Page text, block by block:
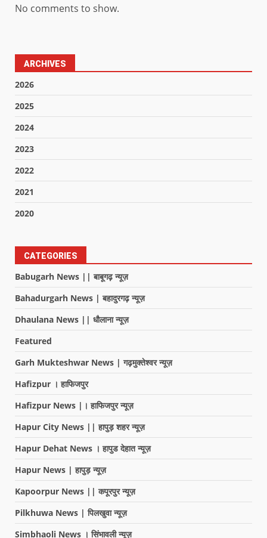
No comments to show.
ARCHIVES
2026
2025
2024
2023
2022
2021
2020
CATEGORIES
Babugarh News || बाबूगढ़ न्यूज़
Bahadurgarh News | बहादुरगढ़ न्यूज़
Dhaulana News || धौलाना न्यूज़
Featured
Garh Mukteshwar News | गढ़मुक्तेश्वर न्यूज़
Hafizpur । हाफिजपुर
Hafizpur News |। हाफिजपुर न्यूज़
Hapur City News || हापुड़ शहर न्यूज़
Hapur Dehat News । हापुड देहात न्यूज़
Hapur News | हापुड़ न्यूज़
Kapoorpur News || कपूरपुर न्यूज़
Pilkhuwa News | पिलखुवा न्यूज़
Simbhaoli News । सिंभावली न्यूज़